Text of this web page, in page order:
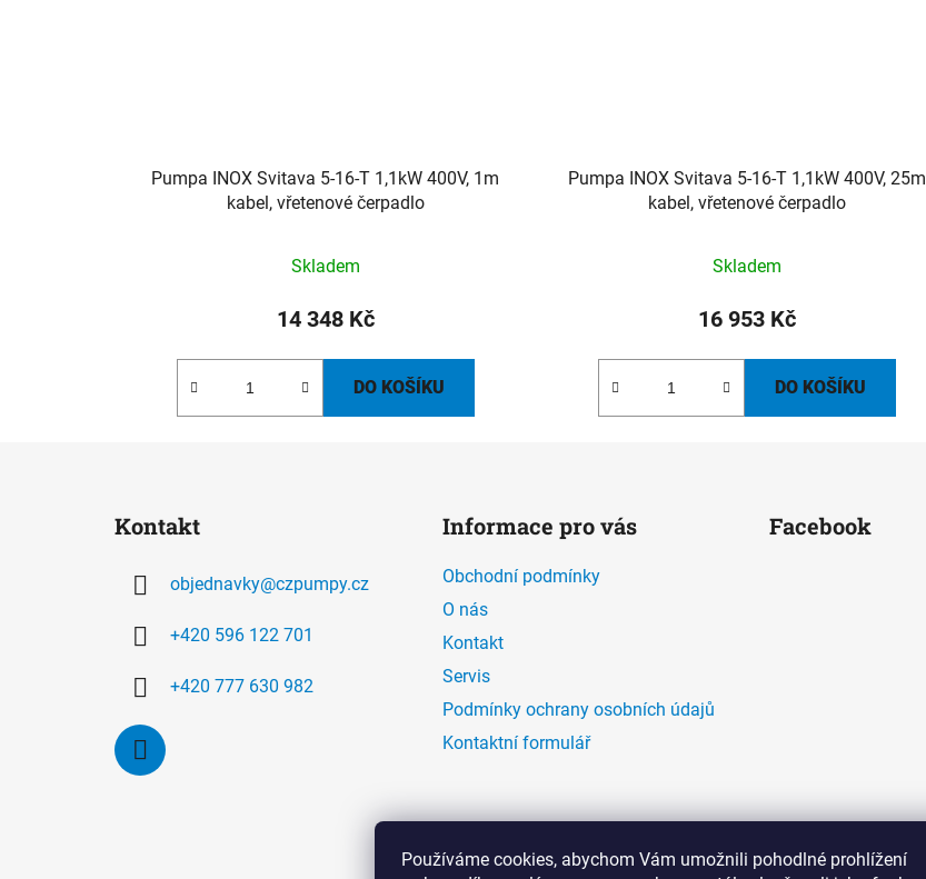
Používáme cookies, abychom Vám umožnili pohodlné prohlížení
Pumpa INOX Svitava 5-16-T 1,1kW 400V, 1m
kabel, vřetenové čerpadlo
Skladem
14 348 Kč
DO KOŠÍKU
Pumpa INOX Svitava 5-16-T 1,1kW 400V, 25m
kabel, vřetenové čerpadlo
Skladem
16 953 Kč
DO KOŠÍKU
Kontakt
objednavky@czpumpy.cz
+420 596 122 701
+420 777 630 982
Informace pro vás
Obchodní podmínky
O nás
Kontakt
Servis
Podmínky ochrany osobních údajů
Kontaktní formulář
Facebook